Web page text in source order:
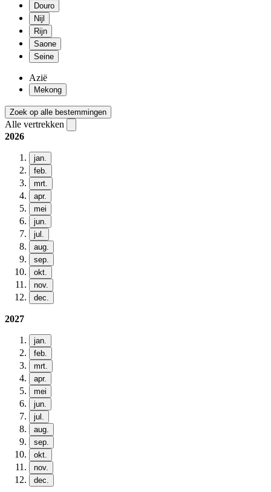
Douro
Nijl
Rijn
Saone
Seine
Azië
Mekong
Zoek op alle bestemmingen
Alle vertrekken
2026
jan.
feb.
mrt.
apr.
mei
jun.
jul.
aug.
sep.
okt.
nov.
dec.
2027
jan.
feb.
mrt.
apr.
mei
jun.
jul.
aug.
sep.
okt.
nov.
dec.